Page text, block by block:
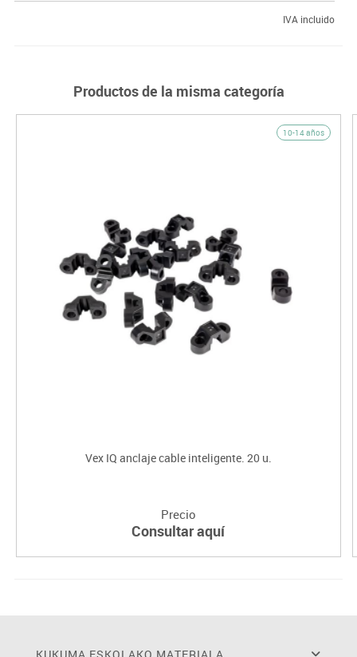
IVA incluido
Productos de la misma categoría
10-14 años
Vex IQ anclaje cable inteligente. 20 u.
Precio
Consultar aquí
KUKUMA ESKOLAKO MATERIALA